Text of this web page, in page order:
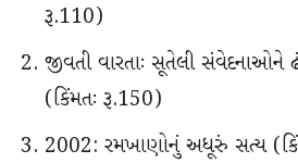
રૂ.110)
જીવતી વારતાઃ સૂતેલી
(કિંમતઃ રૂ.150)
2002: રમખાણોનું અધૂરું સત્ય